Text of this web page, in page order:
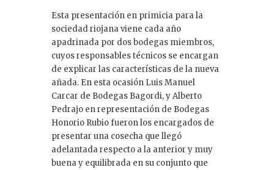
Esta presentación en primicia para la
sociedad riojana viene cada año
apadrinada por dos bodegas miembros,
cuyos responsables técnicos se encargan
de explicar las características de la nueva
añada. En esta ocasión Luis Manuel
Carcar de Bodegas Bagordi, y Alberto
Pedrajo en representación de Bodegas
Honorio Rubio fueron los encargados de
presentar una cosecha que llegó
adelantada respecto a la anterior y muy
buena y equilibrada en su conjunto que